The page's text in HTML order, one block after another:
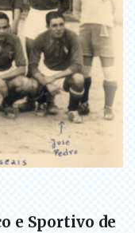
e Sportivo de